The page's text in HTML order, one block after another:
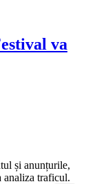
va
și anunțurile,
analiza traficul.